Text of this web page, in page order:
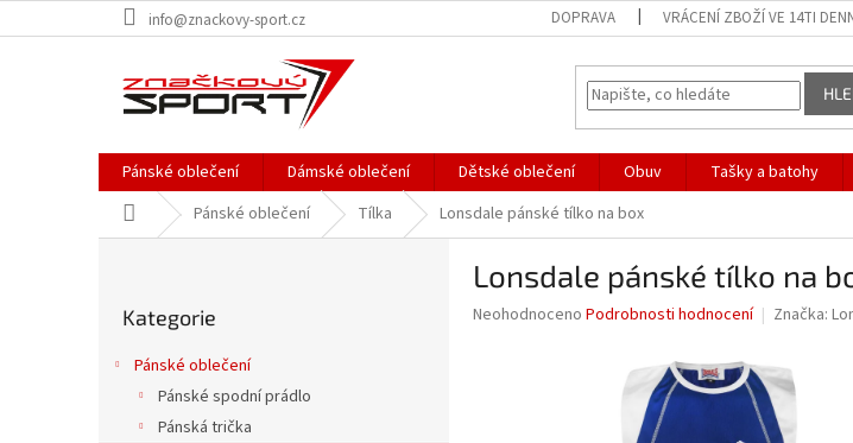
na
info@znackovy-sport.cz DOPRAVA VRÁCENÍ ZBOŽÍ VE 14TI
Pánské oblečení Dámské oblečení Dětské oblečení Obuv Tašky a batohy
Domů Pánské oblečení Tílka Lonsdale pánské tílko na box
kategorie
Kategorie
Pánské oblečení
Pánské spodní prádlo
Pánská trička
Lonsdale pánské tílko na
Průměrné
Neohodnoceno Podrobnosti hodnocení Značka: